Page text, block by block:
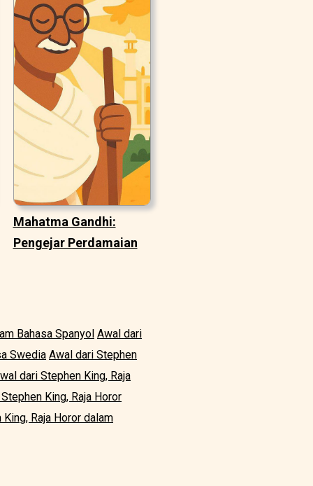
Mahatma Gandhi:
Pengejar Perdamaian
Bahasa Spanyol Awal dari
Swedia Awal dari Stephen
dari Stephen King, Raja
King, Raja Horor
Raja Horor dalam